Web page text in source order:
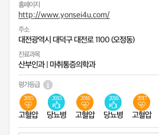
홈페이지
http://www.yonsei4u.com/
주소
대전광역시 대덕구 대전로 1100 (오정동)
진료과목
산부인과| 마취통증의학과
평가등급
2015
고혈압
2015
당뇨병
2016
고혈압
2016
당뇨병
2017
고혈압